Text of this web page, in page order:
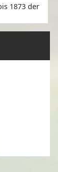
1873 der